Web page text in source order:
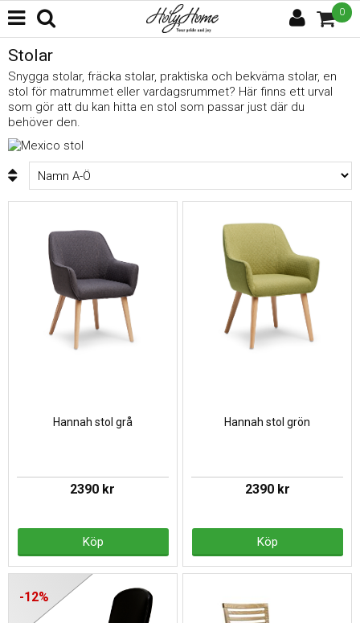
0
Stolar
Snygga stolar, fräcka stolar, praktiska och bekväma stolar, en
stol för matrummet eller vardagsrummet? Här finns ett urval
som gör att du kan hitta en stol som passar just där du
behöver den.
Hannah stol grå
2390 kr
Köp
Hannah stol grön
2390 kr
Köp
-12%